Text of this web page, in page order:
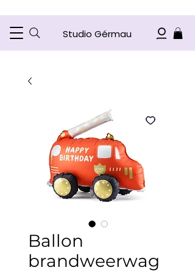
Studio Gérmau
Ballon
brandweerwag